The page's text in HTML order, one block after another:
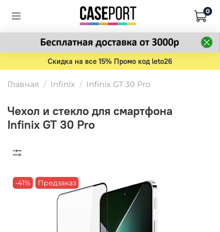
0
Скидка на все 15% Промо код leto26
Главная Infinix Infinix GT 30 Pro
Чехол и стекло для смартфона
Infinix GT 30 Pro
-41% Предзаказ